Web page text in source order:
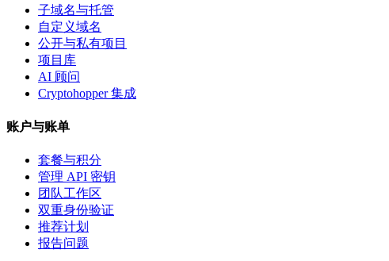
子域名与托管
自定义域名
公开与私有项目
项目库
AI 顾问
Cryptohopper 集成
账户与账单
套餐与积分
管理 API 密钥
团队工作区
双重身份验证
推荐计划
报告问题